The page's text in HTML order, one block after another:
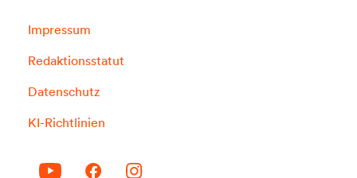
Impressum
Redaktionsstatut
Datenschutz
KI-Richtlinien